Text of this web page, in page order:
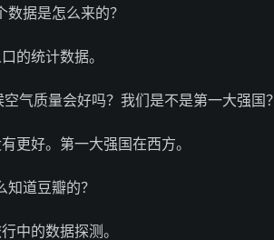
数据是怎么来的？
的统计数据。
空气质量会好吗？我们是不是第一大强国？
更好。第一大强国在西方。
知道豆瓣的？
中的数据探测。